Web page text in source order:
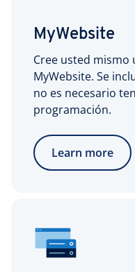
MyWebsite
Cree usted mismo
MyWebsite. Se
no es necesario
programación.
Learn more